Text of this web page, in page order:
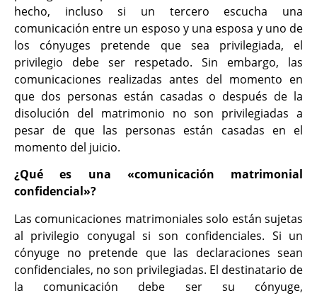
hecho, incluso si un tercero escucha una
comunicación entre un esposo y una esposa y uno de
los cónyuges pretende que sea privilegiada, el
privilegio debe ser respetado. Sin embargo, las
comunicaciones realizadas antes del momento en
que dos personas están casadas o después de la
disolución del matrimonio no son privilegiadas a
pesar de que las personas están casadas en el
momento del juicio.
¿Qué es una «comunicación matrimonial
confidencial»?
Las comunicaciones matrimoniales solo están sujetas
al privilegio conyugal si son confidenciales. Si un
cónyuge no pretende que las declaraciones sean
confidenciales, no son privilegiadas. El destinatario de
la comunicación debe ser su cónyuge,